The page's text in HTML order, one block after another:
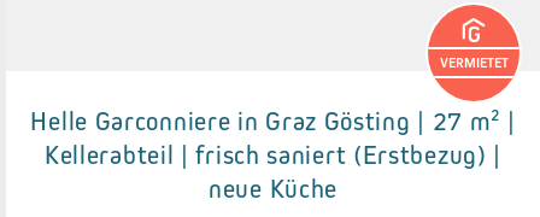
Details zum Objekt
VERMIETET
Helle Garconniere in Graz Gösting | 27 m² |
Kellerabteil | frisch saniert (Erstbezug) |
neue Küche